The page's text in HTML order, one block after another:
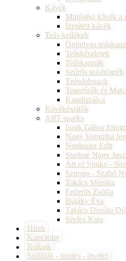
Kávék
Minőségi kávék a
Ízesített kávék
Teás kellékek
Öntöttvas
Teáskészletek
Teáskannák
Szűrős teásbögrék
Teásdobozok
Teaszűrők és
Kandispálca
Kávékészítők
ART sparks
Iszak Gábor
Nagy Veronika
Neubauer Edit
Starkné Nagy
Art of Simko -
Sznono - Szabó
Takács Mónika
Federits Zsófia
Bujáky Éva
Takács Donáta
Szeles Kata
Hírek
Kapcsolat
Rólunk
Szállítás - fizetés - átvétel